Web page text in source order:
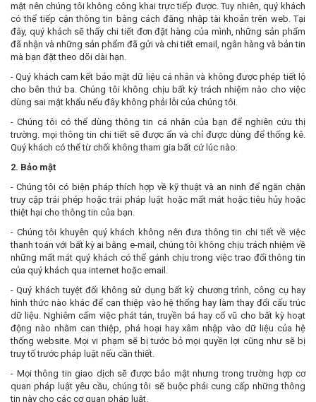
mật nên chúng tôi không công khai trực tiếp được. Tuy nhiên, quý khách
có thể tiếp cận thông tin bằng cách đăng nhập tài khoản trên web. Tại
đây, quý khách sẽ thấy chi tiết đơn đặt hàng của mình, những sản phẩm
đã nhận và những sản phẩm đã gửi và chi tiết email, ngân hàng và bản tin
mà bạn đặt theo dõi dài hạn.
- Quý khách cam kết bảo mật dữ liệu cá nhân và không được phép tiết lộ
cho bên thứ ba. Chúng tôi không chịu bất kỳ trách nhiệm nào cho việc
dùng sai mật khẩu nếu đây không phải lỗi của chúng tôi.
- Chúng tôi có thể dùng thông tin cá nhân của bạn để nghiên cứu thị
trường. mọi thông tin chi tiết sẽ được ẩn và chỉ được dùng để thống kê.
Quý khách có thể từ chối không tham gia bất cứ lúc nào.
2. Bảo mật
- Chúng tôi có biện pháp thích hợp về kỹ thuật và an ninh để ngăn chặn
truy cập trái phép hoặc trái pháp luật hoặc mất mát hoặc tiêu hủy hoặc
thiệt hại cho thông tin của bạn.
- Chúng tôi khuyên quý khách không nên đưa thông tin chi tiết về việc
thanh toán với bất kỳ ai bằng e-mail, chúng tôi không chịu trách nhiệm về
những mất mát quý khách có thể gánh chịu trong việc trao đổi thông tin
của quý khách qua internet hoặc email.
- Quý khách tuyệt đối không sử dụng bất kỳ chương trình, công cụ hay
hình thức nào khác để can thiệp vào hệ thống hay làm thay đổi cấu trúc
dữ liệu. Nghiêm cấm việc phát tán, truyền bá hay cổ vũ cho bất kỳ hoạt
động nào nhằm can thiệp, phá hoại hay xâm nhập vào dữ liệu của hệ
thống website. Mọi vi phạm sẽ bị tước bỏ mọi quyền lợi cũng như sẽ bị
truy tố trước pháp luật nếu cần thiết.
- Mọi thông tin giao dịch sẽ được bảo mật nhưng trong trường hợp cơ
quan pháp luật yêu cầu, chúng tôi sẽ buộc phải cung cấp những thông
tin này cho các cơ quan pháp luật.